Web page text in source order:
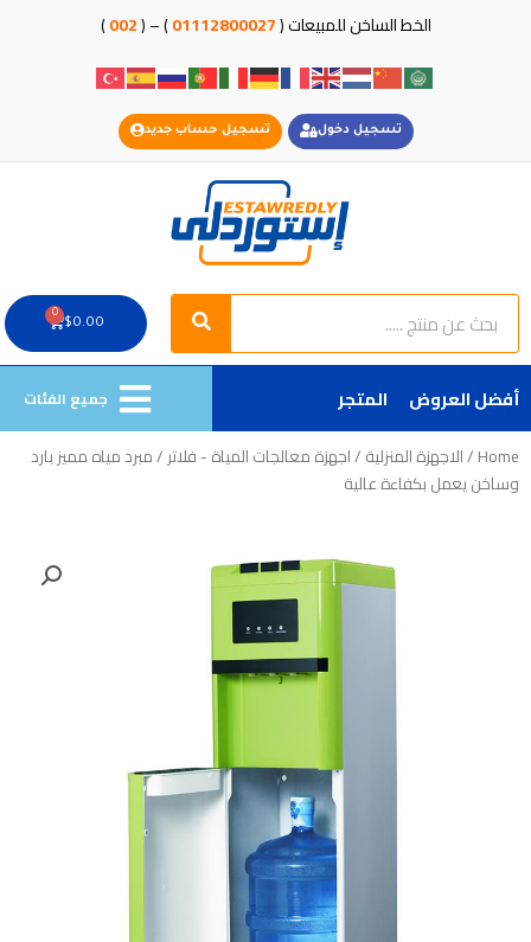
الخط الساخن للمبيعات (01112800027
) – (
002
)
تسجيل دخول تسجيل حساب جديد
Search
Search
$0.00
0
Cart
أفضل العروض المتجر جميع الفئات
Home
/الاجهزة المنزلية /اجهزة معالجات المياة - فلاتر/ مبرد مياه مميز بارد
وساخن يعمل بكفاءة عالية